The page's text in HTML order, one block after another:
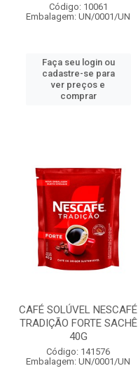
Código: 10061
Embalagem: UN/0001/UN
Faça seu login ou
cadastre-se para
ver preços e
comprar
CAFÉ SOLÚVEL NESCAFÉ
TRADIÇÃO FORTE SACHÊ
40G
Código: 141576
Embalagem: UN/0001/UN